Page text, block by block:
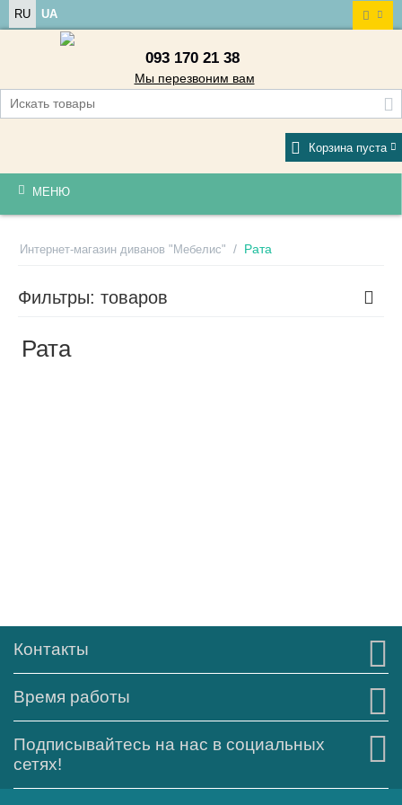
RU UA
093 170 21 38
Мы перезвоним вам
Корзина пуста
МЕНЮ
Интернет-магазин диванов "Мебелис" / Рата
Фильтры: товаров
Рата
Контакты
Время работы
Подписывайтесь на нас в социальных
сетях!